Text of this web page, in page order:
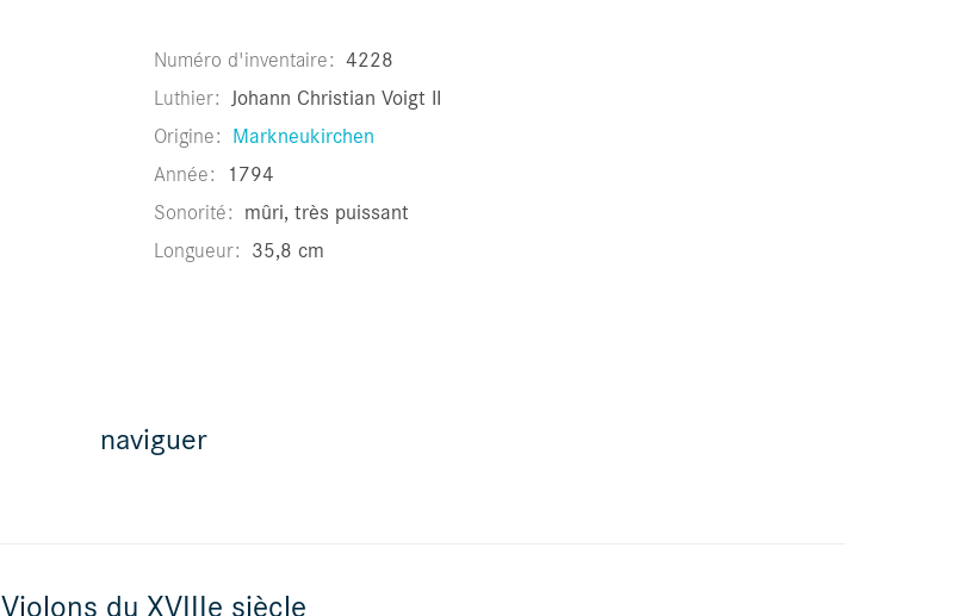
Numéro d'inventaire 4228
Luthier Johann Christian Voigt II
Origine Markneukirchen
Année
1794
Sonorité mûri, très puissant
Longueur 35,8 cm
naviguer
Violons du XVIIIe siècle